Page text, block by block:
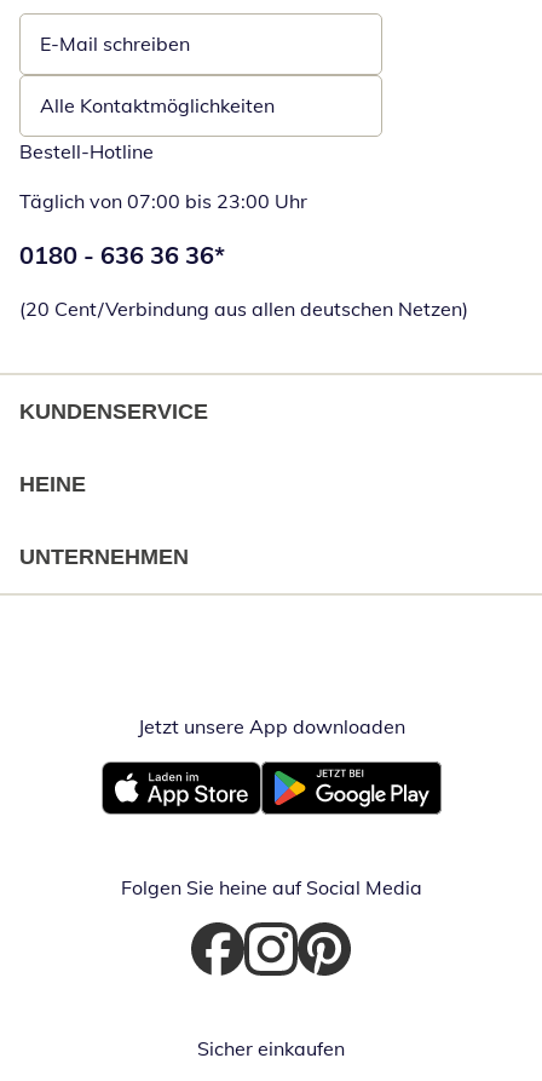
E-Mail schreiben
Öffnet E-Mail-Client
Alle Kontaktmöglichkeiten
Bestell-Hotline
Täglich von 07:00 bis 23:00 Uhr
Telefonnummer:
0180 - 636 36 36*
(20 Cent/Verbindung aus allen deutschen Netzen)
KUNDENSERVICE
HEINE
UNTERNEHMEN
Jetzt unsere App downloadenÖffnet in
Öffnet in neuem FensterÖffnet in neuem Fenster
Folgen Sie heine auf Social Media
Öffnet in neuem Fenster
Öffnet in neuem Fenster
Öffnet in neuem Fenster
Sicher einkaufen